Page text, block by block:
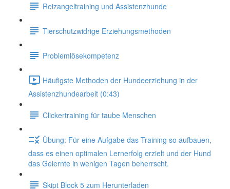
Reizangeltraining und Assistenzhunde
Tierschutzwidrige Erziehungsmethoden
Problemlösekompetenz
Häufigste Methoden der Hundeerziehung in der
Assistenzhundearbeit (0:43)
Clickertraining für taube Menschen
Übung: Für eine Aufgabe das Training so aufbauen,
dass es einen optimalen Lernerfolg erzielt und der Hund
das Gelernte in wenigen Tagen beherrscht.
Skipt Block 5 zum Herunterladen